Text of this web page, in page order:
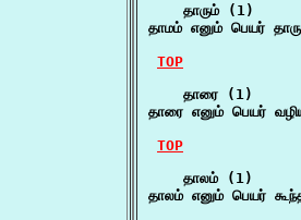
    தாரும் (1)
தாமம் எனும் பெயர்
TOP
    தாரை (1)
தாரை எனும் பெயர்
TOP
    தாலம் (1)
தாலம் எனும் பெயர்